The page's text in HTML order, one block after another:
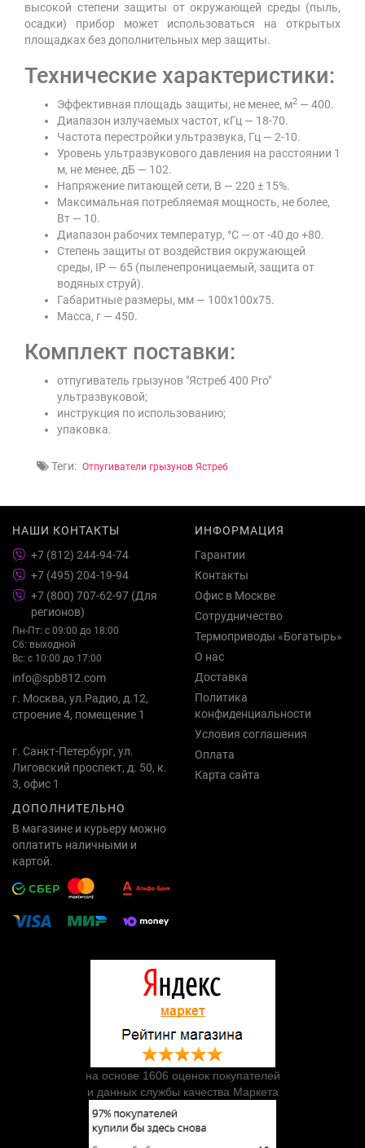
высокой степени защиты от окружающей среды (пыль,
осадки) прибор может использоваться на открытых
площадках без дополнительных мер защиты.
Технические характеристики:
Эффективная площадь защиты, не менее, м2 — 400.
Диапазон излучаемых частот, кГц — 18-70.
Частота перестройки ультразвука, Гц — 2-10.
Уровень ультразвукового давления на расстоянии 1
м, не менее, дБ — 102.
Напряжение питающей сети, В — 220 ± 15%.
Максимальная потребляемая мощность, не более,
Вт — 10.
Диапазон рабочих температур, °С — от -40 до +80.
Степень защиты от воздействия окружающей
среды, IP — 65 (пыленепроницаемый, защита от
водяных струй).
Габаритные размеры, мм — 100х100х75.
Масса, г — 450.
Комплект поставки:
отпугиватель грызунов "Ястреб 400 Pro"
ультразвуковой;
инструкция по использованию;
упаковка.
Теги: Отпугиватели грызунов Ястреб
НАШИ КОНТАКТЫ
+7 (812) 244-94-74
+7 (495) 204-19-94
+7 (800) 707-62-97 (Для
регионов)
Пн-Пт: с 09:00 до 18:00
Сб: выходной
Вс: с 10:00 до 17:00
info@spb812.com
г. Москва, ул.Радио, д.12,
строение 4, помещение 1
г. Санкт-Петербург, ул.
Лиговский проспект, д. 50, к.
3, офис 1
ИНФОРМАЦИЯ
Гарантии
Контакты
Офис в Москве
Сотрудничество
Термоприводы «Богатырь»
О нас
Доставка
Политика
конфиденциальности
Условия соглашения
Оплата
Карта сайта
ДОПОЛНИТЕЛЬНО
В магазине и курьеру можно
оплатить наличными и
картой.
на основе 1606 оценок покупателей
и данных службы качества Маркета